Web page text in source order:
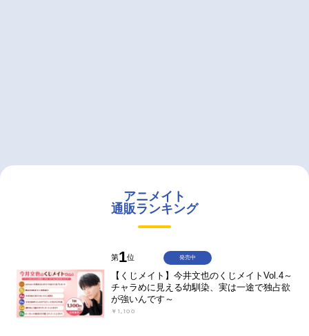
アニメイト
通販ランキング
第1位
【くじメイト】今井文也のくじメイトVol.4～
チャラめに見える幼馴染、実は一途で独占欲
が強いんです～
￥1,100
発売中